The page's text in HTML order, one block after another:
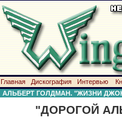
Главная Дискография Интервью
АЛЬБЕРТ ГОЛДМАН. "ЖИЗНИ
"ДОРОГОЙ